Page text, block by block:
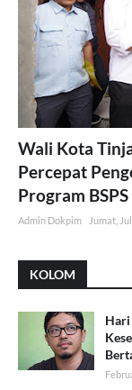
Wali Kota
Percepat
Program BSPS
Admin Dokpim Jumat,
KOLOM
Hari